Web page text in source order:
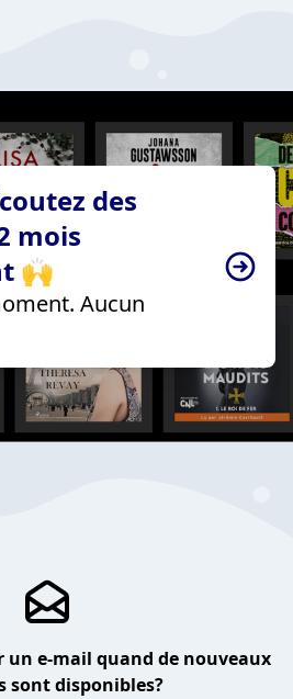
des
mois
🙌
Aucun
un e-mail quand de nouveaux
sont disponibles?